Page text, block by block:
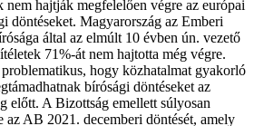
nem hajtják megfelelően végre az európai
döntéseket. Magyarország az Emberi
által az elmúlt 10 évben ún. vezető
71%-át nem hajtotta még végre.
hogy közhatalmat gyakorló
bírósági döntéseket az
előtt. A Bizottság emellett súlyosan
az AB 2021. decemberi döntését, amely